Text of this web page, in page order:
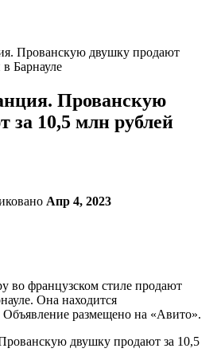
Прованскую двушку продают
Барнауле
Прованскую
за 10,5 млн рублей
Апр 4, 2023
во французском стиле продают
Она находится
Объявление размещено на «Авито».